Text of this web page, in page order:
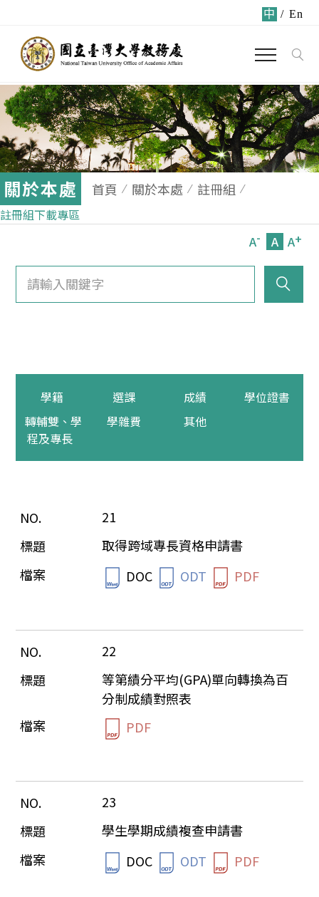
中 / En
關於本處 首頁 關於本處 註冊組
註冊組下載專區
A- A A+
學籍 選課 成績
學位證書
轉輔雙、學
程及專長
學雜費 其他
21
取得跨域專長資格申請書
DOC
ODT PDF
22
等第績分平均(GPA)單向轉換為百
分制成績對照表
PDF
23
學生學期成績複查申請書
DOC
ODT PDF